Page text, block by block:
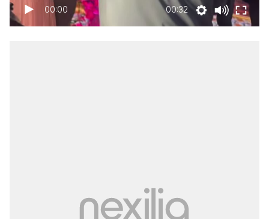
00:00 00:32